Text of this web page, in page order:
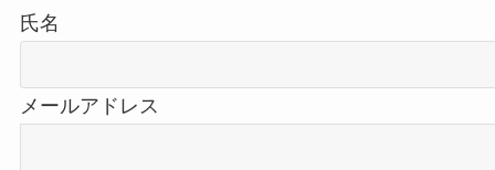
氏名
メールアドレス